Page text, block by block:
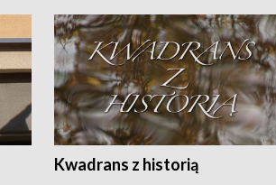
Kwadrans z historią